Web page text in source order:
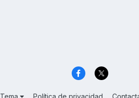
Tema Política de privacidad